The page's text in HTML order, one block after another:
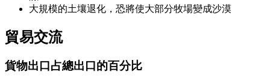
大規模的土壤退化，恐將使大部分牧場變成沙漠
貿易交流
貨物出口 占總出口的百分比